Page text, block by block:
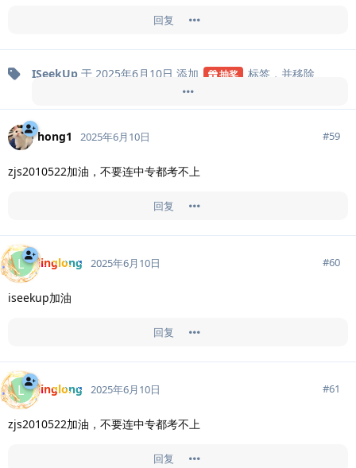
回复
ISeekUp 于 2025年6月10日 添加 抽奖 标签，并移除
hong1 2025年6月10日 #59
zjs2010522加油，不要连中专都考不上
回复
L linglong 2025年6月10日 #60
iseekup加油
回复
L linglong 2025年6月10日 #61
zjs2010522加油，不要连中专都考不上
回复